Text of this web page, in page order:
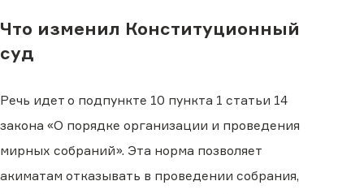
Что изменил Конституционный
суд
Речь идет о подпункте 10 пункта 1 статьи 14
закона «О порядке организации и проведения
мирных собраний». Эта норма позволяет
акиматам отказывать в проведении собрания,